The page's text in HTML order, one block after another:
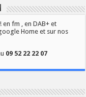
en fm , en DAB+ et
Home et sur nos
09 52 22 22 07